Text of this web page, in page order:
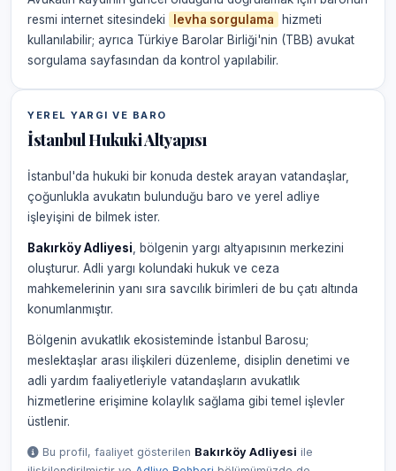
resmi internet sitesindeki
levha sorgulama
hizmeti
kullanılabilir; ayrıca Türkiye Barolar Birliği'nin (TBB) avukat
sorgulama sayfasından da kontrol yapılabilir.
YEREL YARGI VE BARO
İstanbul Hukuki Altyapısı
İstanbul'da hukuki bir konuda destek arayan vatandaşlar,
çoğunlukla avukatın bulunduğu baro ve yerel adliye
işleyişini de bilmek ister.
Bakırköy Adliyesi , bölgenin yargı altyapısının merkezini
oluşturur. Adli yargı kolundaki hukuk ve ceza
mahkemelerinin yanı sıra savcılık birimleri de bu çatı altında
konumlanmıştır.
Bölgenin avukatlık ekosisteminde İstanbul Barosu;
meslektaşlar arası ilişkileri düzenleme, disiplin denetimi ve
adli yardım faaliyetleriyle vatandaşların avukatlık
hizmetlerine erişimine kolaylık sağlama gibi temel işlevler
üstlenir.
Bu profil, faaliyet gösterilen Bakırköy Adliyesi ile